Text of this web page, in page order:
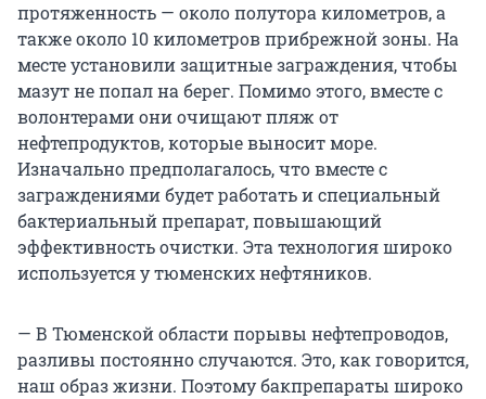
протяженность — около полутора километров, а
также около 10 километров прибрежной зоны. На
месте установили защитные заграждения, чтобы
мазут не попал на берег. Помимо этого, вместе с
волонтерами они очищают пляж от
нефтепродуктов, которые выносит море.
Изначально предполагалось, что вместе с
заграждениями будет работать и специальный
бактериальный препарат, повышающий
эффективность очистки. Эта технология широко
используется у тюменских нефтяников.
— В Тюменской области порывы нефтепроводов,
разливы постоянно случаются. Это, как говорится,
наш образ жизни. Поэтому бакпрепараты широко